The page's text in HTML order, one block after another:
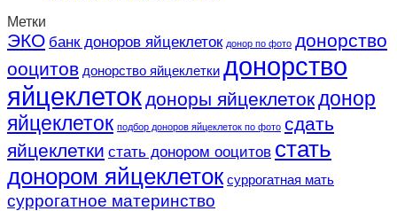
Метки
ЭКО банк доноров яйцеклеток донор по фото донорство
ооцитов донорство яйцеклетки донорство
яйцеклетокдоноры яйцеклетокдонор
яйцеклеток подбор доноров яйцеклеток по фото сдать
яйцеклетки стать донором ооцитов стать
донором яйцеклеток суррогатная мать
суррогатное материнство